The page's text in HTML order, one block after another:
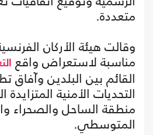
متعددة.
وقالت هيئة الأركان
مناسبة لاستعراض واقع
القائم بين البلدين
التحديات الأمنية
منطقة الساحل والصحراء
المتوسطي.